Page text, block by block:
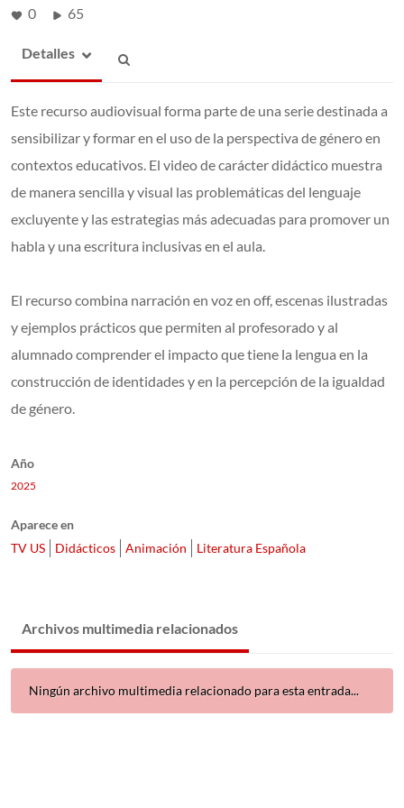
0 65
Detalles
Este recurso audiovisual forma parte de una serie destinada a
sensibilizar y formar en el uso de la perspectiva de género en
contextos educativos. El video de carácter didáctico muestra
de manera sencilla y visual las problemáticas del lenguaje
excluyente y las estrategias más adecuadas para promover un
habla y una escritura inclusivas en el aula.
El recurso combina narración en voz en off, escenas ilustradas
y ejemplos prácticos que permiten al profesorado y al
alumnado comprender el impacto que tiene la lengua en la
construcción de identidades y en la percepción de la igualdad
de género.
Año
2025
Aparece en
TV US
Didácticos Animación Literatura Española
Archivos multimedia relacionados
Ningún archivo multimedia relacionado para esta entrada...